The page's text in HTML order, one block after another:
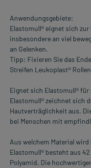
Anwendungsgebiete:
Elastomull® eignet sich
insbesondere an viel
an Gelenken.
Tipp: Fixieren Sie das
Streifen Leukoplast®
Eignet sich Elastomull®
Elastomull® zeichnet sich
Hautverträglichkeit aus.
bei Menschen mit
Aus welchem Material
Elastomull® besteht aus
Polyamid. Die